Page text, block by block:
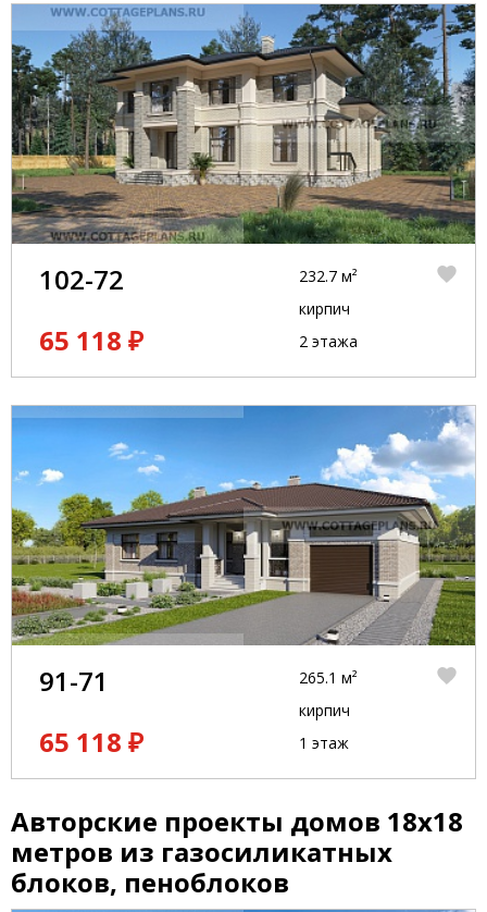
102-72
65 118 ₽
232.7 м²
кирпич
2 этажа
91-71
65 118 ₽
265.1 м²
кирпич
1 этаж
Авторские проекты домов 18x18
метров из газосиликатных
блоков, пеноблоков